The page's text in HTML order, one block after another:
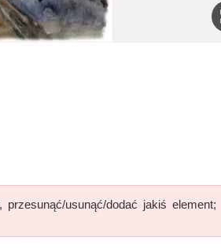
usunąć/dodać jakiś element;